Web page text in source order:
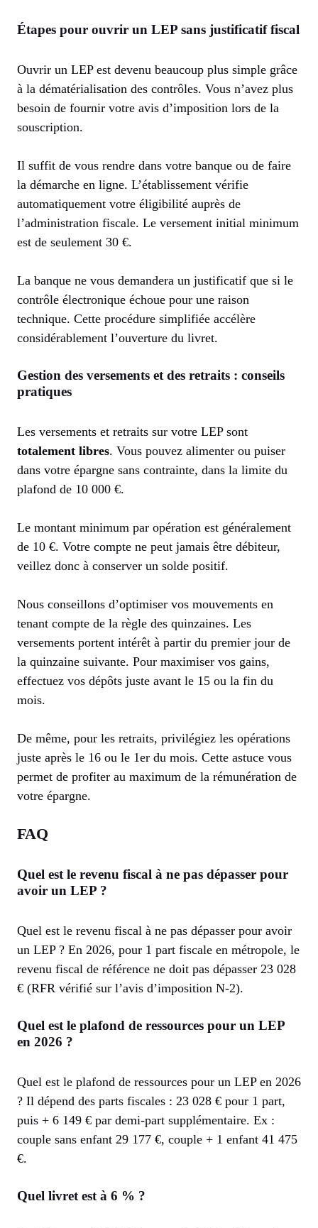
Étapes pour ouvrir un LEP sans justificatif fiscal
Ouvrir un LEP est devenu beaucoup plus simple grâce
à la dématérialisation des contrôles. Vous n’avez plus
besoin de fournir votre avis d’imposition lors de la
souscription.
Il suffit de vous rendre dans votre banque ou de faire
la démarche en ligne. L’établissement vérifie
automatiquement votre éligibilité auprès de
l’administration fiscale. Le versement initial minimum
est de seulement 30 €.
La banque ne vous demandera un justificatif que si le
contrôle électronique échoue pour une raison
technique. Cette procédure simplifiée accélère
considérablement l’ouverture du livret.
Gestion des versements et des retraits : conseils
pratiques
Les versements et retraits sur votre LEP sont
totalement libres. Vous pouvez alimenter ou puiser
dans votre épargne sans contrainte, dans la limite du
plafond de 10 000 €.
Le montant minimum par opération est généralement
de 10 €. Votre compte ne peut jamais être débiteur,
veillez donc à conserver un solde positif.
Nous conseillons d’optimiser vos mouvements en
tenant compte de la règle des quinzaines. Les
versements portent intérêt à partir du premier jour de
la quinzaine suivante. Pour maximiser vos gains,
effectuez vos dépôts juste avant le 15 ou la fin du
mois.
De même, pour les retraits, privilégiez les opérations
juste après le 16 ou le 1er du mois. Cette astuce vous
permet de profiter au maximum de la rémunération de
votre épargne.
FAQ
Quel est le revenu fiscal à ne pas dépasser pour
avoir un LEP ?
Quel est le revenu fiscal à ne pas dépasser pour avoir
un LEP ? En 2026, pour 1 part fiscale en métropole, le
revenu fiscal de référence ne doit pas dépasser 23 028
€ (RFR vérifié sur l’avis d’imposition N-2).
Quel est le plafond de ressources pour un LEP
en 2026 ?
Quel est le plafond de ressources pour un LEP en 2026
? Il dépend des parts fiscales : 23 028 € pour 1 part,
puis + 6 149 € par demi-part supplémentaire. Ex :
couple sans enfant 29 177 €, couple + 1 enfant 41 475
€.
Quel livret est à 6 % ?